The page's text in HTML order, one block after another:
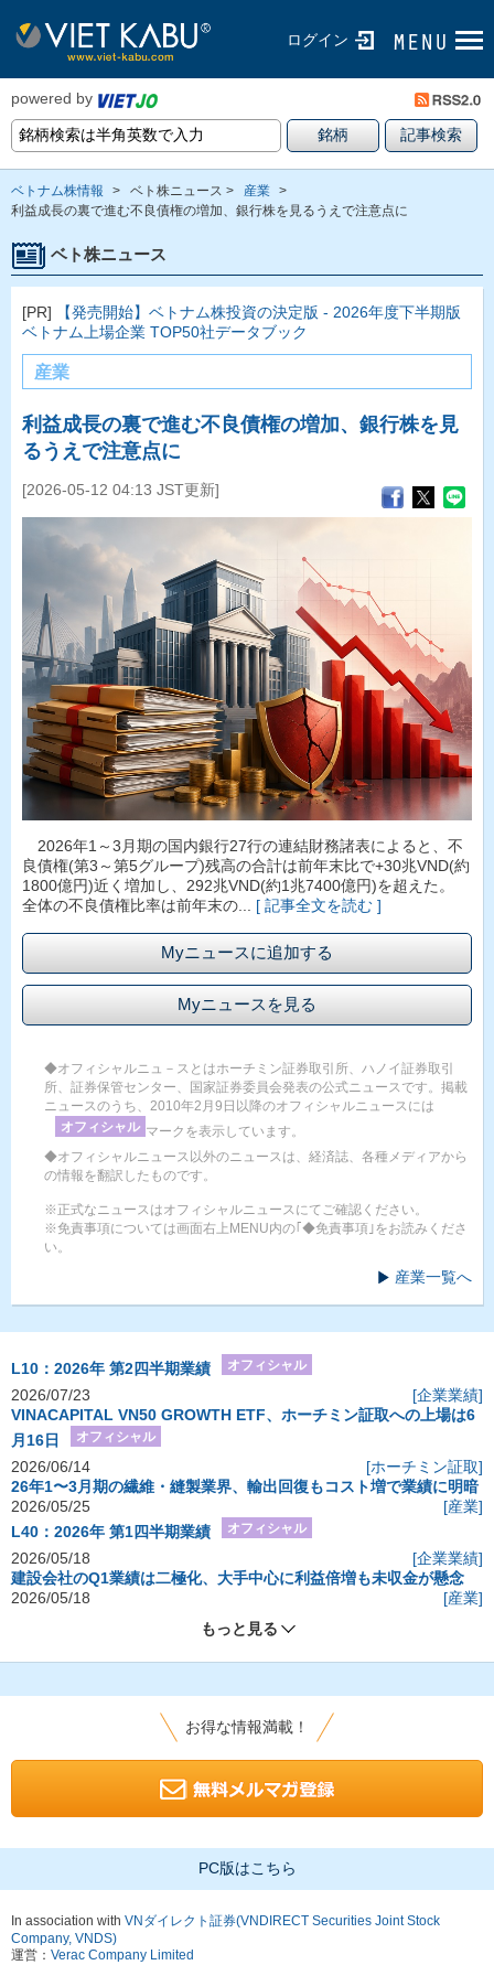
ログイン
powered by
ベトナム株情報 > ベト株ニュース > 産業 >
利益成長の裏で進む不良債権の増加、銀行株を見るうえで注意点に
ベト株ニュース
[PR]
【発売開始】ベトナム株投資の決定版 - 2026年度下半期版
ベトナム上場企業 TOP50社データブック
産業
利益成長の裏で進む不良債権の増加、銀行株を見
るうえで注意点に
[2026-05-12 04:13 JST更新]
2026年1～3月期の国内銀行27行の連結財務諸表によると、不
良債権(第3～第5グループ)残高の合計は前年末比で+30兆VND(約
1800億円)近く増加し、292兆VND(約1兆7400億円)を超えた。
全体の不良債権比率は前年末の... [ 記事全文を読む ]
Myニュースに追加する
Myニュースを見る
◆オフィシャルニュ－スとはホーチミン証券取引所、ハノイ証券取引
所、証券保管センター、国家証券委員会発表の公式ニュースです。掲載
ニュースのうち、2010年2月9日以降のオフィシャルニュースには
オフィシャル マークを表示しています。
◆オフィシャルニュース以外のニュースは、経済誌、各種メディアから
の情報を翻訳したものです。
※正式なニュースはオフィシャルニュースにてご確認ください。
※免責事項については画面右上MENU内の｢◆免責事項｣をお読みくださ
い。
産業一覧へ
L10：2026年 第2四半期業績 オフィシャル
2026/07/23
[企業業績]
VINACAPITAL VN50 GROWTH ETF、ホーチミン証取への上場は6
月16日
オフィシャル
2026/06/14
[ホーチミン証取]
26年1〜3月期の繊維・縫製業界、輸出回復もコスト増で業績に明暗
2026/05/25
[産業]
L40：2026年 第1四半期業績
オフィシャル
2026/05/18
[企業業績]
建設会社のQ1業績は二極化、大手中心に利益倍増も未収金が懸念
2026/05/18
[産業]
もっと見る
お得な情報満載！
PC版はこちら
In association with VNダイレクト証券(VNDIRECT Securities Joint Stock
Company, VNDS)
運営： Verac Company Limited